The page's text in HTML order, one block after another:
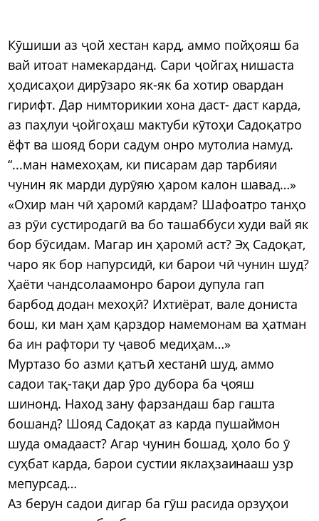
Кӯшиши аз ҷой хестан кард, аммо пойҳояш ба
вай итоат намекарданд. Сари ҷойгаҳ нишаста
ҳодисаҳои дирӯзаро як-як ба хотир овардан
гирифт. Дар нимторикии хона даст- даст карда,
аз паҳлуи ҷойгоҳаш мактуби кӯтоҳи Садоқатро
ёфт ва шояд бори садум онро мутолиа намуд.
“...ман намехоҳам, ки писарам дар тарбияи
чунин як марди дурӯяю ҳаром калон шавад…»
«Охир ман чӣ ҳаромӣ кардам? Шафоатро танҳо
аз рӯи сустиродагӣ ва бо ташаббуси худи вай як
бор бӯсидам. Магар ин ҳаромӣ аст? Эҳ Садоқат,
чаро як бор напурсидӣ, ки барои чӣ чунин шуд?
Ҳаёти чандсолаамонро барои дупула гап
барбод додан мехоҳӣ? Ихтиёрат, вале дониста
бош, ки ман ҳам қарздор намемонам ва ҳатман
ба ин рафтори ту ҷавоб медиҳам…»
Муртазо бо азми қатъӣ хестанӣ шуд, аммо
садои тақ-тақи дар ӯро дубора ба ҷояш
шинонд. Наход зану фарзандаш бар гашта
бошанд? Шояд Садоқат аз карда пушаймон
шуда омадааст? Агар чунин бошад, ҳоло бо ӯ
суҳбат карда, барои сустии яклаҳзаинааш узр
мепурсад…
Аз берун садои дигар ба гӯш расида орзуҳои